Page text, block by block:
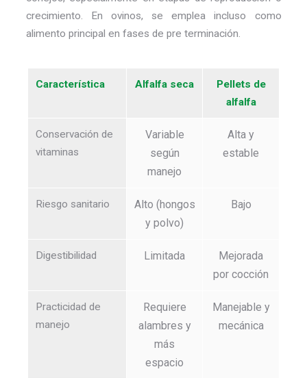
crecimiento. En ovinos, se emplea incluso como
alimento principal en fases de pre terminación.
Característica Alfalfa seca
Pellets de
alfalfa
Conservación de
vitaminas
Variable
según
manejo
Alta y
estable
Riesgo sanitario
Alto (hongos
y polvo)
Bajo
Digestibilidad Limitada
Mejorada
por cocción
Practicidad de
manejo
Requiere
alambres y
más
espacio
Manejable y
mecánica